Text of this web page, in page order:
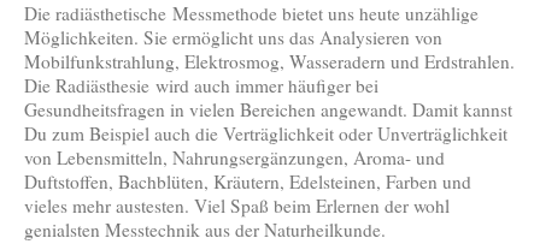
Die radiästhetische Messmethode bietet uns heute unzählige
Möglichkeiten. Sie ermöglicht uns das Analysieren von
Mobilfunkstrahlung, Elektrosmog, Wasseradern und Erdstrahlen.
Die Radiästhesie wird auch immer häufiger bei
Gesundheitsfragen in vielen Bereichen angewandt. Damit kannst
Du zum Beispiel auch die Verträglichkeit oder Unverträglichkeit
von Lebensmitteln, Nahrungsergänzungen, Aroma- und
Duftstoffen, Bachblüten, Kräutern, Edelsteinen, Farben und
vieles mehr austesten. Viel Spaß beim Erlernen der wohl
genialsten Messtechnik aus der Naturheilkunde.